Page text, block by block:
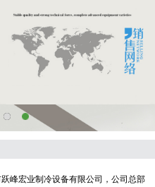
峰宏业制冷设备有限公司，公司总部